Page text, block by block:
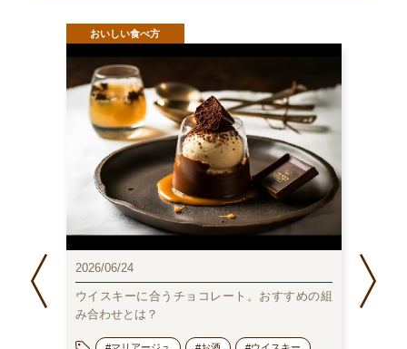
おいしい食べ方
2026/06/24
ウイスキーに合うチョコレート。おすすめの組
み合わせとは？
のむチ